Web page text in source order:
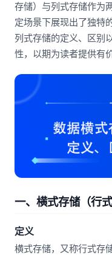
存储）与列式存储作为
定场景下展现出了独特
列式存储的定义、区别
性，以期为读者提供有
一、横式存储（行式
定义
横式存储，又称行式存